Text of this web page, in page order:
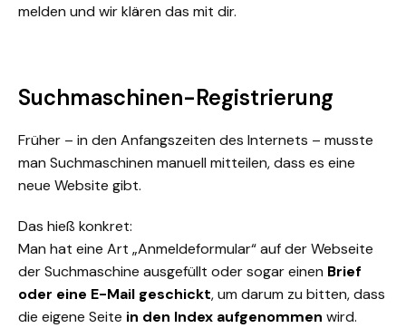
melden und wir klären das mit dir.
Suchmaschinen-Registrierung
Früher – in den Anfangszeiten des Internets – musste
man Suchmaschinen manuell mitteilen, dass es eine
neue Website gibt.
Das hieß konkret:
Man hat eine Art „Anmeldeformular“ auf der Webseite
der Suchmaschine ausgefüllt oder sogar einen Brief
oder eine E-Mail geschickt, um darum zu bitten, dass
die eigene Seite in den Index aufgenommen wird.